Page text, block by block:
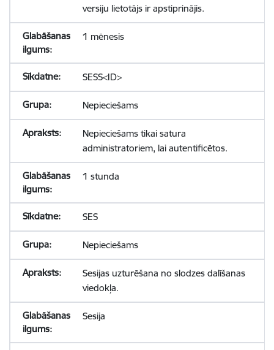
versiju lietotājs ir apstiprinājis.
1 mēnesis
SESS<ID>
Nepieciešams
Nepieciešams tikai satura
administratoriem, lai autentificētos.
1 stunda
SES
Nepieciešams
Sesijas uzturēšana no slodzes dalīšanas
viedokļa.
Sesija